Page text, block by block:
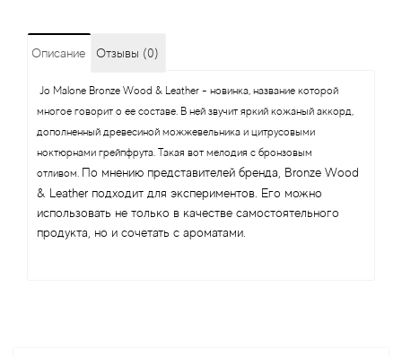
Описание Отзывы (0)
Jo Malone Bronze Wood & Leather - новинка, название которой
многое говорит о ее составе. В ней звучит яркий кожаный аккорд,
дополненный древесиной можжевельника и цитрусовыми
ноктюрнами грейпфрута. Такая вот мелодия с бронзовым
отливом. По мнению представителей бренда, Bronze Wood
& Leather подходит для экспериментов. Его можно
использовать не только в качестве самостоятельного
продукта, но и сочетать с ароматами.